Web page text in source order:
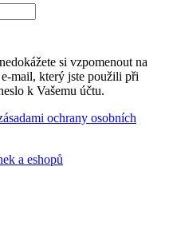
si vzpomenout na
mail, který jste použili při
k Vašemu účtu.
ochrany osobních
a eshopů